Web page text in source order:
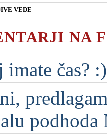
VEDE
NA
čas?